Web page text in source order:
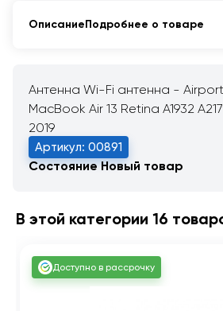
ОписаниеПодробнее о товаре
Антенна Wi-Fi антенна -
MacBook Air 13 Retina A1932
2019
Артикул: 00891
СостояниеНовый товар
В этой категории 16
Доступно в рассрочку